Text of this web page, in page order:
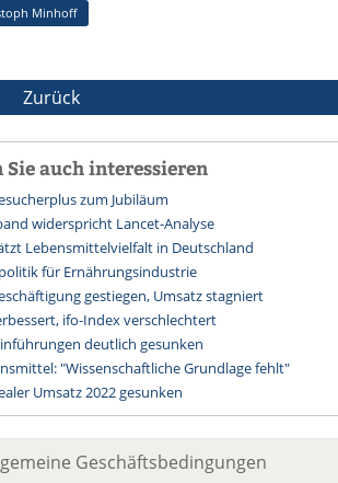
Minhoff
Zurück
auch interessieren
zum Jubiläum
widerspricht Lancet-Analyse
Lebensmittelvielfalt in Deutschland
für Ernährungsindustrie
gestiegen, Umsatz stagniert
ifo-Index verschlechtert
deutlich gesunken
"Wissenschaftliche Grundlage fehlt"
Umsatz 2022 gesunken
Geschäftsbedingungen